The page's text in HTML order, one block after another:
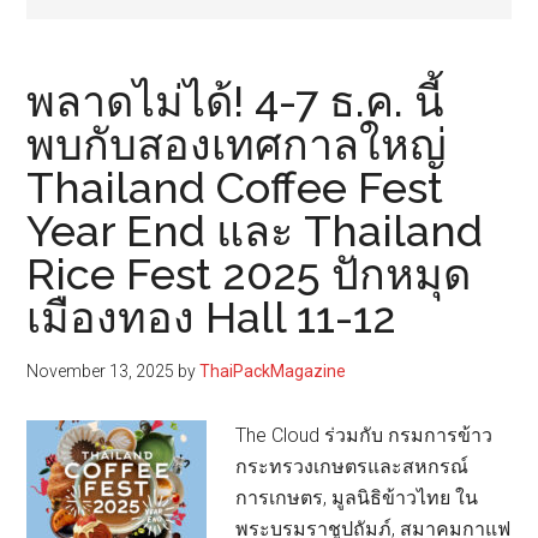
พลาดไม่ได้! 4-7 ธ.ค. นี้
พบกับสองเทศกาลใหญ่
Thailand Coffee Fest
Year End และ Thailand
Rice Fest 2025 ปักหมุด
เมืองทอง Hall 11-12
November 13, 2025 byThaiPackMagazine
The Cloud ร่วมกับ กรมการข้าว
กระทรวงเกษตรและสหกรณ์
การเกษตร, มูลนิธิข้าวไทย ใน
พระบรมราชูปถัมภ์, สมาคมกาแฟ